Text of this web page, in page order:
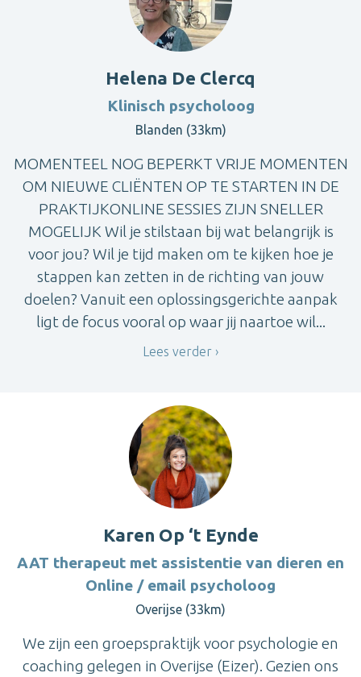
Helena De Clercq
Klinisch psycholoog
Blanden (33km)
MOMENTEEL NOG BEPERKT VRIJE MOMENTEN
OM NIEUWE CLIËNTEN OP TE STARTEN IN DE
PRAKTIJKONLINE SESSIES ZIJN SNELLER
MOGELIJK Wil je stilstaan bij wat belangrijk is
voor jou? Wil je tijd maken om te kijken hoe je
stappen kan zetten in de richting van jouw
doelen? Vanuit een oplossingsgerichte aanpak
ligt de focus vooral op waar jij naartoe wil...
Lees verder
Karen Op ‘t Eynde
AAT therapeut met assistentie van dieren en
Online / email psycholoog
Overijse (33km)
We zijn een groepspraktijk voor psychologie en
coaching gelegen in Overijse (Eizer). Gezien ons